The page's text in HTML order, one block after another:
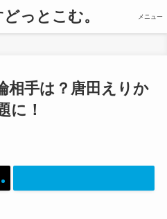
っとこむ。 メニュー
相手は？唐田えりか
に！